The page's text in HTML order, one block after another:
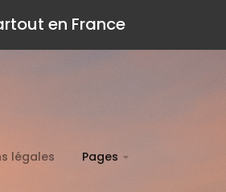
en France
légales Pages